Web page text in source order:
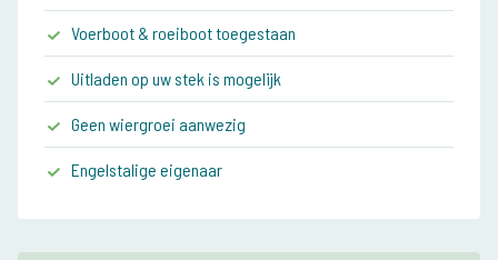
Voerboot & roeiboot toegestaan
Uitladen op uw stek is mogelijk
Geen wiergroei aanwezig
Engelstalige eigenaar